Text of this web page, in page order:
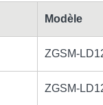
Modèle
ZGSM-
ZGSM-